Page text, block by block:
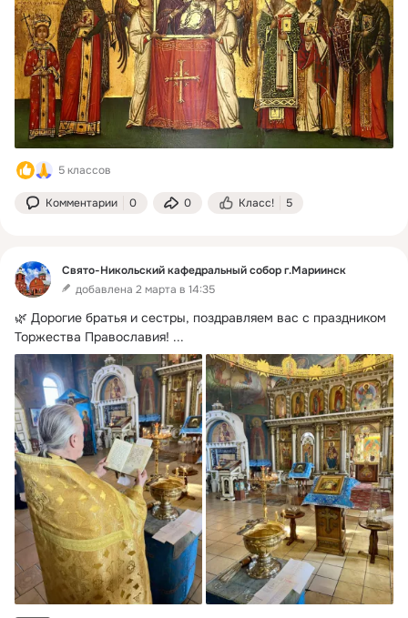
5 классов
Комментарии 0 0 Класс! 5
Свято-Никольский кафедральный собор г.Мариинск
добавлена 2 марта в 14:35
🌿 Дорогие братья и сестры, поздравляем вас с праздником
Торжества Православия! ...